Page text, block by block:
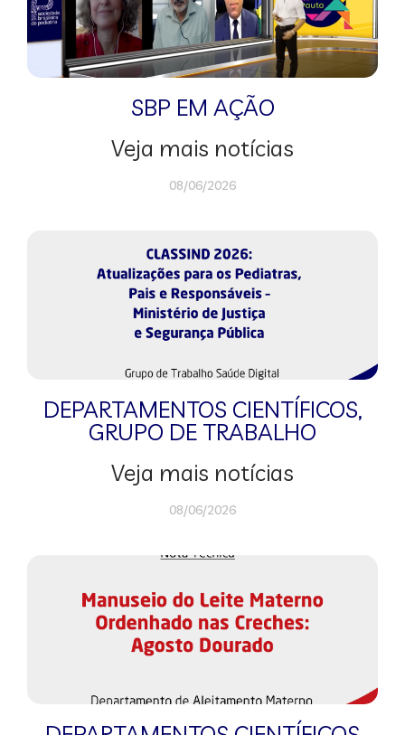
SBP EM AÇÃO
Veja mais notícias
08/06/2026
DEPARTAMENTOS CIENTÍFICOS,
GRUPO DE TRABALHO
Veja mais notícias
08/06/2026